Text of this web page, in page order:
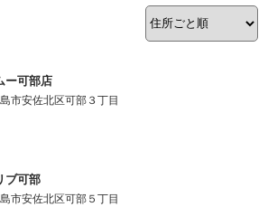
ー可部店
市安佐北区可部３丁目
ブ可部
市安佐北区可部５丁目